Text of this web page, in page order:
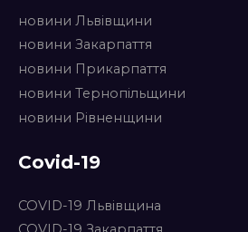
новини Львівщини
новини Закарпаття
новини Прикарпаття
новини Тернопільщини
новини Рівненщини
Covid-19
COVID-19 Львівщина